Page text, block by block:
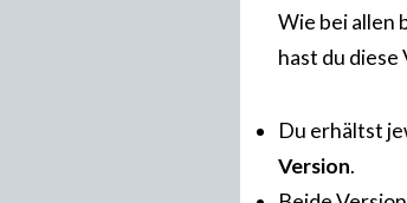
Wie bei allen
hast du diese
Du erhältst
Version.